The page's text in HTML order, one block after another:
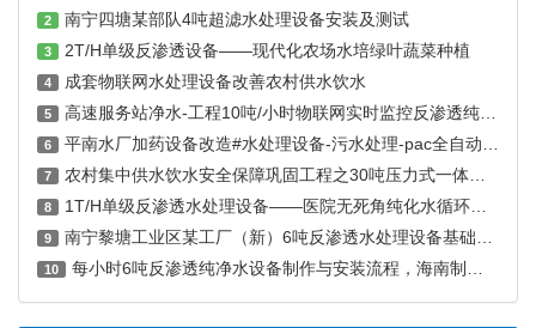
2 南宁四塘某部队4吨超滤水处理设备安装及测试
3 2T/H单级反渗透设备——现代化农场水培绿叶蔬菜种植
4 成套物联网水处理设备改善农村供水饮水
5 高速服务站净水-工程10吨/小时物联网实时监控反渗透纯水设备
6 平南水厂加药设备改造#水处理设备-污水处理-pac全自动加药装置
7 农村集中供水饮水安全保障巩固工程之30吨压力式一体净水工程案例
8 1T/H单级反渗透水处理设备——医院无死角纯化水循环全自动系统
9 南宁黎塘工业区某工厂（新）6吨反渗透水处理设备基础安装（二）
10 每小时6吨反渗透纯净水设备制作与安装流程，海南制冰厂用水设备